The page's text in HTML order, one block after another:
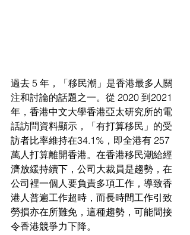
過去 5 年，「移民潮」是香港最多人關
注和討論的話題之一。從 2020 到2021
年，香港中文大學香港亞太研究所的電
話訪問資料顯示，「有打算移民」的受
訪者比率維持在34.1%，即全港有 257
萬人打算離開香港。在香港移民潮給經
濟放緩持續下，公司大裁員是趨勢，在
公司裡一個人要負責多項工作，導致香
港人普遍工作超時，而長時間工作引致
勞損亦在所難免，這種趨勢，可能間接
令香港競爭力下降。